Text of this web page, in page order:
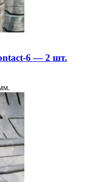
6 — 2 шт.